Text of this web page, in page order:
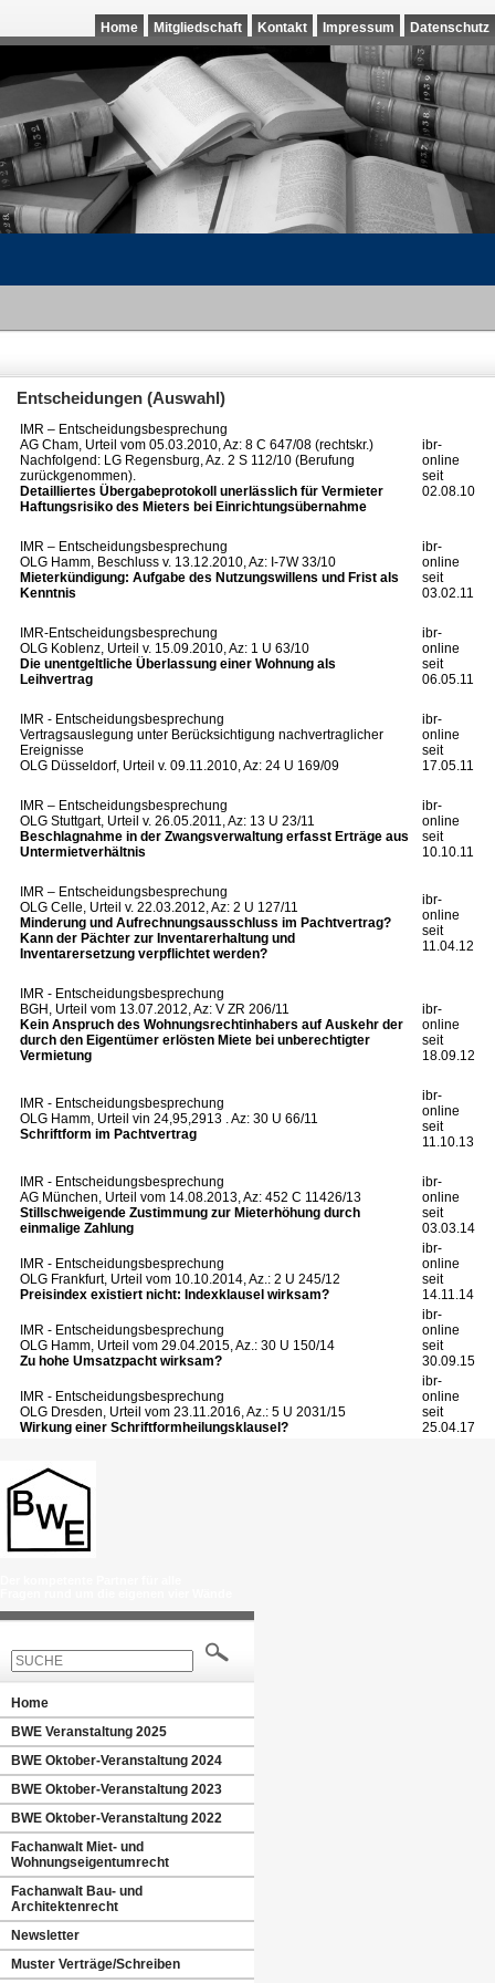
Home Mitgliedschaft Kontakt Impressum Datenschutz
Entscheidungen (Auswahl)
IMR – Entscheidungsbesprechung
AG Cham, Urteil vom 05.03.2010, Az: 8 C 647/08 (rechtskr.)
Nachfolgend: LG Regensburg, Az. 2 S 112/10 (Berufung
zurückgenommen).
Detailliertes Übergabeprotokoll unerlässlich für Vermieter
Haftungsrisiko des Mieters bei Einrichtungsübernahme
ibr-
online
seit
02.08.10
IMR – Entscheidungsbesprechung
OLG Hamm, Beschluss v. 13.12.2010, Az: I-7W 33/10
Mieterkündigung: Aufgabe des Nutzungswillens und Frist als
Kenntnis
ibr-
online
seit
03.02.11
IMR-Entscheidungsbesprechung
OLG Koblenz, Urteil v. 15.09.2010, Az: 1 U 63/10
Die unentgeltliche Überlassung einer Wohnung als
Leihvertrag
ibr-
online
seit
06.05.11
IMR - Entscheidungsbesprechung
Vertragsauslegung unter Berücksichtigung nachvertraglicher
Ereignisse
OLG Düsseldorf, Urteil v. 09.11.2010, Az: 24 U 169/09
ibr-
online
seit
17.05.11
IMR – Entscheidungsbesprechung
OLG Stuttgart, Urteil v. 26.05.2011, Az: 13 U 23/11
Beschlagnahme in der Zwangsverwaltung erfasst Erträge aus
Untermietverhältnis
ibr-
online
seit
10.10.11
IMR – Entscheidungsbesprechung
OLG Celle, Urteil v. 22.03.2012, Az: 2 U 127/11
Minderung und Aufrechnungsausschluss im Pachtvertrag?
Kann der Pächter zur Inventarerhaltung und
Inventarersetzung verpflichtet werden?
ibr-
online
seit
11.04.12
IMR - Entscheidungsbesprechung
BGH, Urteil vom 13.07.2012, Az: V ZR 206/11
Kein Anspruch des Wohnungsrechtinhabers auf Auskehr der
durch den Eigentümer erlösten Miete bei unberechtigter
Vermietung
ibr-
online
seit
18.09.12
IMR - Entscheidungsbesprechung
OLG Hamm, Urteil vin 24,95,2913 . Az: 30 U 66/11
Schriftform im Pachtvertrag
ibr-
online
seit
11.10.13
IMR - Entscheidungsbesprechung
AG München, Urteil vom 14.08.2013, Az: 452 C 11426/13
Stillschweigende Zustimmung zur Mieterhöhung durch
einmalige Zahlung
ibr-
online
seit
03.03.14
IMR - Entscheidungsbesprechung
OLG Frankfurt, Urteil vom 10.10.2014, Az.: 2 U 245/12
Preisindex existiert nicht: Indexklausel wirksam?
ibr-
online
seit
14.11.14
IMR - Entscheidungsbesprechung
OLG Hamm, Urteil vom 29.04.2015, Az.: 30 U 150/14
Zu hohe Umsatzpacht wirksam?
ibr-
online
seit
30.09.15
IMR - Entscheidungsbesprechung
OLG Dresden, Urteil vom 23.11.2016, Az.: 5 U 2031/15
Wirkung einer Schriftformheilungsklausel?
ibr-
online
seit
25.04.17
Home
BWE Veranstaltung 2025
BWE Oktober-Veranstaltung 2024
BWE Oktober-Veranstaltung 2023
BWE Oktober-Veranstaltung 2022
Fachanwalt Miet- und
Wohnungseigentumrecht
Fachanwalt Bau- und
Architektenrecht
Newsletter
Muster Verträge/Schreiben